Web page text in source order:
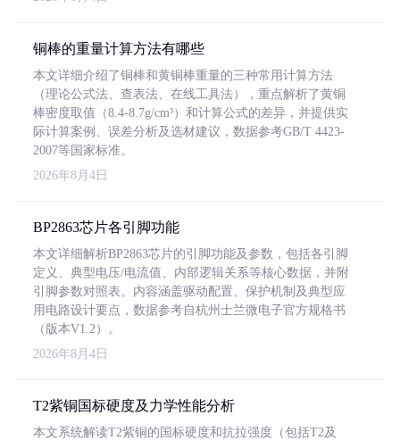
铜棒的重量计算方法有哪些
本文详细介绍了铜棒和黄铜棒重量的三种常用计算方法
（理论公式法、查表法、在线工具法），重点解析了黄铜
棒密度取值（8.4-8.7g/cm³）和计算公式的差异，并提供实
际计算案例、误差分析及选材建议，数据参考GB/T 4423-
2007等国家标准。
2026年8月4日
BP2863芯片各引脚功能
本文详细解析BP2863芯片的引脚功能及参数，包括各引脚
定义、典型电压/电流值、内部逻辑关系等核心数据，并附
引脚参数对照表。内容涵盖驱动配置、保护机制及典型应
用电路设计要点，数据参考自杭州士兰微电子官方规格书
（版本V1.2）。
2026年8月4日
T2紫铜国标硬度及力学性能分析
本文系统解读T2紫铜的国标硬度和抗拉强度（包括T2及